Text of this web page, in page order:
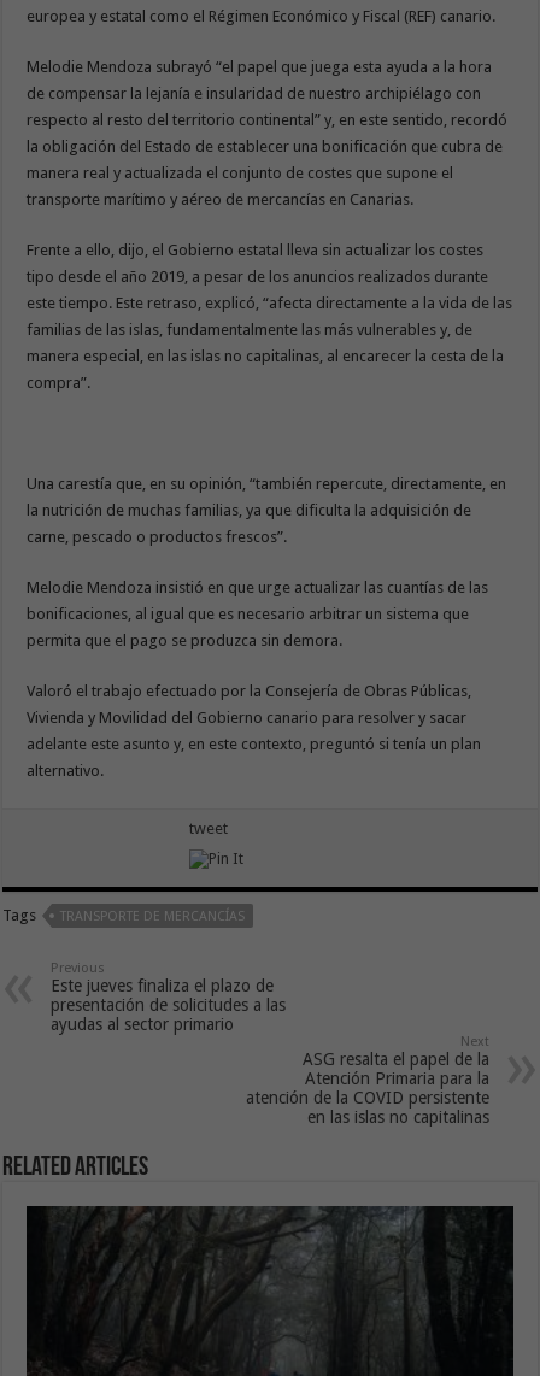
europea y estatal como el Régimen Económico y Fiscal (REF) canario.
Melodie Mendoza subrayó “el papel que juega esta ayuda a la hora
de compensar la lejanía e insularidad de nuestro archipiélago con
respecto al resto del territorio continental” y, en este sentido, recordó
la obligación del Estado de establecer una bonificación que cubra de
manera real y actualizada el conjunto de costes que supone el
transporte marítimo y aéreo de mercancías en Canarias.
Frente a ello, dijo, el Gobierno estatal lleva sin actualizar los costes
tipo desde el año 2019, a pesar de los anuncios realizados durante
este tiempo. Este retraso, explicó, “afecta directamente a la vida de las
familias de las islas, fundamentalmente las más vulnerables y, de
manera especial, en las islas no capitalinas, al encarecer la cesta de la
compra”.
Una carestía que, en su opinión, “también repercute, directamente, en
la nutrición de muchas familias, ya que dificulta la adquisición de
carne, pescado o productos frescos”.
Melodie Mendoza insistió en que urge actualizar las cuantías de las
bonificaciones, al igual que es necesario arbitrar un sistema que
permita que el pago se produzca sin demora.
Valoró el trabajo efectuado por la Consejería de Obras Públicas,
Vivienda y Movilidad del Gobierno canario para resolver y sacar
adelante este asunto y, en este contexto, preguntó si tenía un plan
alternativo.
tweet
Tags TRANSPORTE DE MERCANCÍAS
Previous
Este jueves finaliza el plazo de
presentación de solicitudes a las
ayudas al sector primario
Next
ASG resalta el papel de la
Atención Primaria para la
atención de la COVID persistente
en las islas no capitalinas
Related Articles